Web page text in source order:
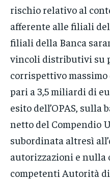
rischio relativo al
afferente alle filiali
filiali della Banca
vincoli distributivi su
corrispettivo massimo
pari a 3,5 miliardi di
esito dell’OPAS, sulla
netto del Compendio
subordinata altresì
autorizzazioni e nulla
competenti Autorità